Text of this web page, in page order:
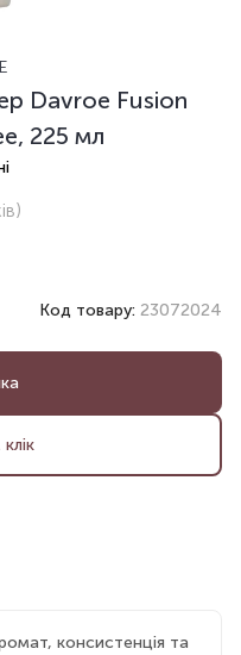
Davroe Fusion
225 мл
)
Код товару: 23072024
консистенція та